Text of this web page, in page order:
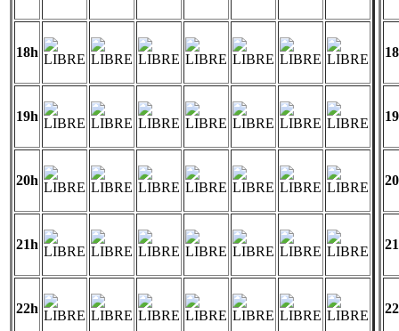
18h
19h
20h
21h
22h